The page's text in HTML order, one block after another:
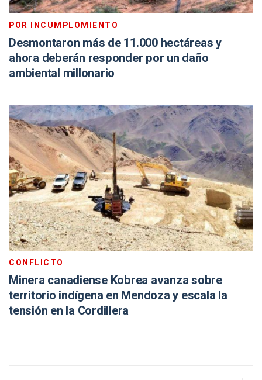
POR INCUMPLOMIENTO
Desmontaron más de 11.000 hectáreas y
ahora deberán responder por un daño
ambiental millonario
CONFLICTO
Minera canadiense Kobrea avanza sobre
territorio indígena en Mendoza y escala la
tensión en la Cordillera